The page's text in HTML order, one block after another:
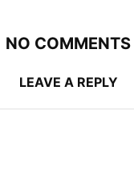
NO COMMENTS
LEAVE A REPLY